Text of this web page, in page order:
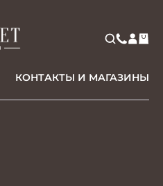
КОНТАКТЫ И МАГАЗИНЫ